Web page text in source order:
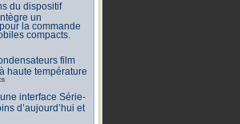
du dispositif
un
la commande
compacts.
film
haute température
interface Série-
d’aujourd’hui et